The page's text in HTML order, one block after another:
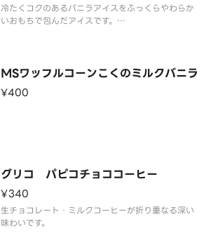
冷たくコクのあるバニラアイスをふっくらやわらか
いおもちで包んだアイスです。
MSワッフルコーンこくのミルクバニラ
¥400
グリコ パピコチョココーヒー
¥340
生チョコレート・ミルクコーヒーが折り重なる深い
味わいです。